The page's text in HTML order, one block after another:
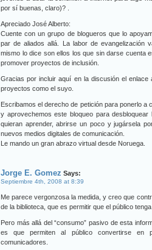
por sí buenas, claro)? .
Apreciado José Alberto:
Cuente con un grupo de blogueros que lo
par de aliados allá. La labor de evangelización
mismo lo dice son ellos los que sin darse cuenta
promover proyectos de inclusión.
Gracias por incluir aquí en la discusión el
proyectos como el suyo.
Escribamos el derecho de petición para ponerlo
y aprovechemos este bloqueo para
quieran aprender, abrirse un poco y jugársela
nuevos medios digitales de comunicación.
Le mando un gran abrazo virtual desde Noruega.
Jorge E. Gomez Says:
Septiembre 4th, 2008 at 8:39
Me parece vergonzosa la medida, y creo que
de la biblioteca, que es permitir que el público
Pero más allá del “consumo” pasivo de esta
es que permiten al público convertirse en
comunicadores.